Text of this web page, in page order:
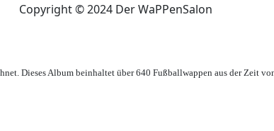
Copyright © 2024 Der WaPPenSalon
Dieses Album beinhaltet über 640 Fußballwappen aus der Zeit